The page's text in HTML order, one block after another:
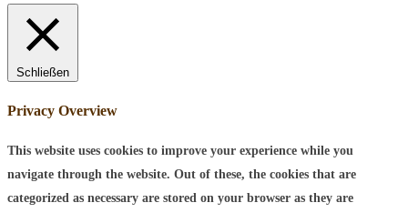
Schließen
Privacy Overview
This website uses cookies to improve your experience while you
navigate through the website. Out of these, the cookies that are
categorized as necessary are stored on your browser as they are